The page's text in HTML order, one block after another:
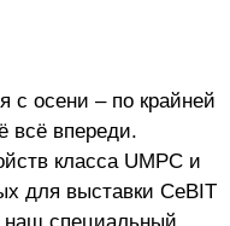
с осени – по крайней
всё впереди.
класса UMPC и
для выставки CeBIT
наш специальный